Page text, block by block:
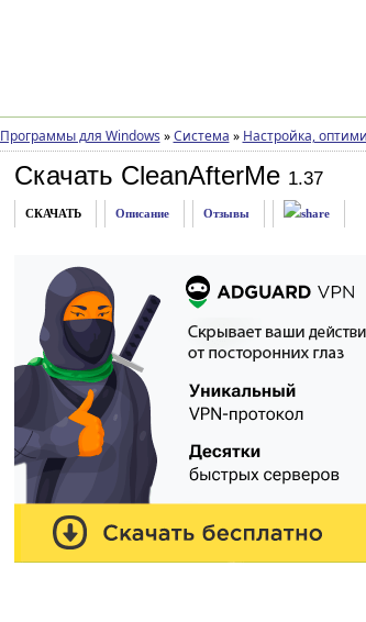
Программы для Windows » Система » Настройка,
Скачать CleanAfterMe 1.37
СКАЧАТЬ Описание Отзывы